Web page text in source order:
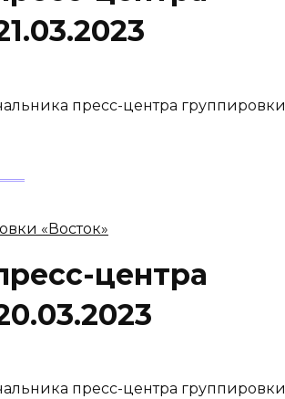
пресс-центра группировки
центра
пресс-центра группировки